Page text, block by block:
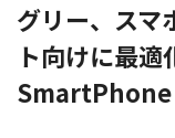
グリー、スマ
ト向けに最
SmartPhone